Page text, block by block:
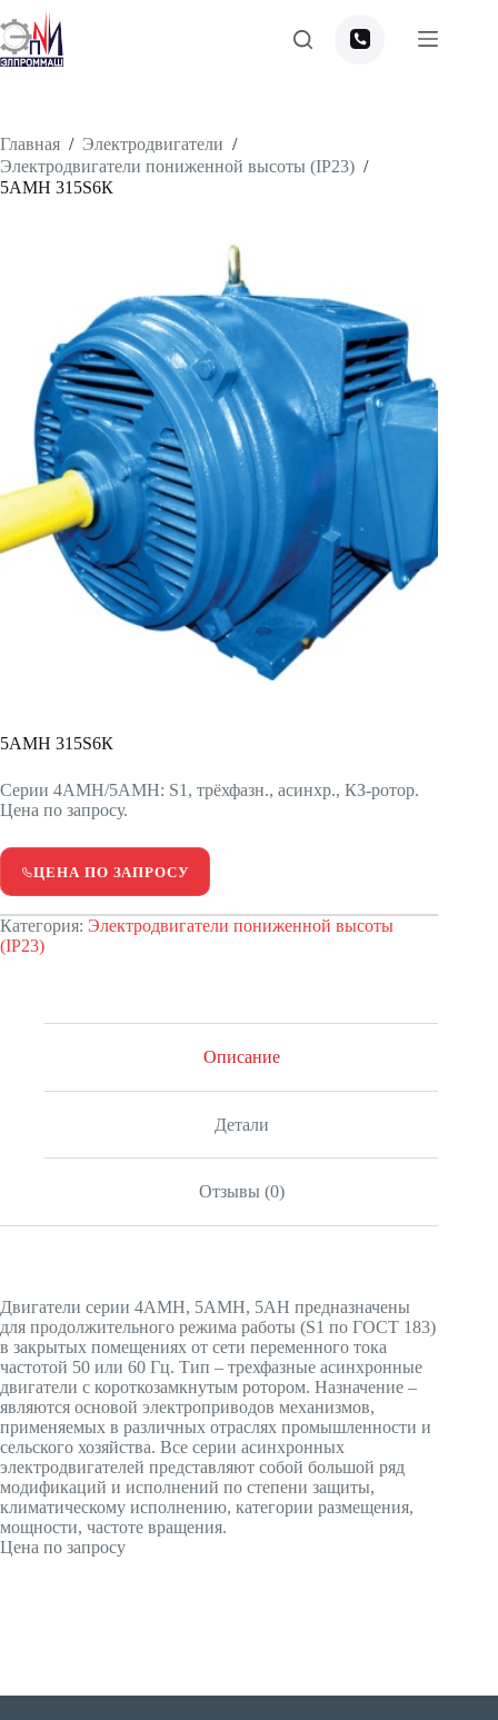
Перейти
к
сути
Главная / Электродвигатели /
Электродвигатели пониженной высоты (IP23) /
5АМН 315S6К
5АМН 315S6К
Серии 4АМН/5АМН: S1, трёхфазн., асинхр., КЗ-ротор.
Цена по запросу.
ЦЕНА ПО ЗАПРОСУ
Категория: Электродвигатели пониженной высоты
(IP23)
Описание
Детали
Отзывы (0)
Двигатели серии 4АМН, 5АМН, 5АН предназначены
для продолжительного режима работы (S1 по ГОСТ 183)
в закрытых помещениях от сети переменного тока
частотой 50 или 60 Гц. Тип – трехфазные асинхронные
двигатели с короткозамкнутым ротором. Назначение –
являются основой электроприводов механизмов,
применяемых в различных отраслях промышленности и
сельского хозяйства. Все серии асинхронных
электродвигателей представляют собой большой ряд
модификаций и исполнений по степени защиты,
климатическому исполнению, категории размещения,
мощности, частоте вращения.
Цена по запросу